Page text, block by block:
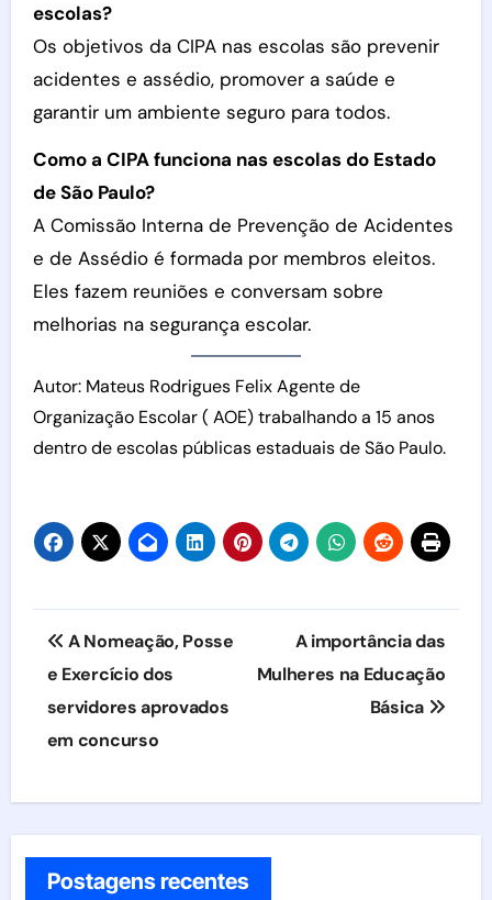
escolas?
Os objetivos da CIPA nas escolas são prevenir
acidentes e assédio, promover a saúde e
garantir um ambiente seguro para todos.
Como a CIPA funciona nas escolas do Estado
de São Paulo?
A Comissão Interna de Prevenção de Acidentes
e de Assédio é formada por membros eleitos.
Eles fazem reuniões e conversam sobre
melhorias na segurança escolar.
Autor: Mateus Rodrigues Felix Agente de
Organização Escolar ( AOE) trabalhando a 15 anos
dentro de escolas públicas estaduais de São Paulo.
Navegação
de
Post
A Nomeação, Posse
e Exercício dos
servidores aprovados
em concurso
A importância das
Mulheres na Educação
Básica
Postagens recentes